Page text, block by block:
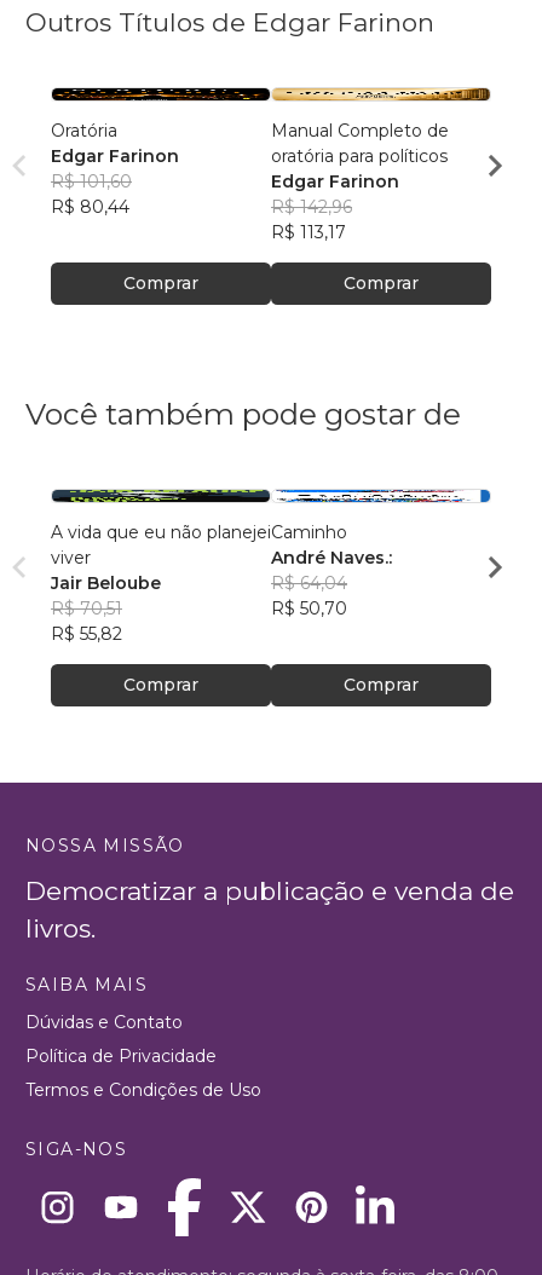
Outros Títulos de Edgar Farinon
Oratória
Edgar Farinon
R$ 101,60
R$ 80,44
Comprar
Manual Completo de
oratória para políticos
Edgar Farinon
R$ 142,96
R$ 113,17
Comprar
R$
Você também pode gostar de
A vida que eu não planejei
viver
Jair Beloube
R$ 70,51
R$ 55,82
Comprar
Caminho
André Naves.:
R$ 64,04
R$ 50,70
Comprar
R$
NOSSA MISSÃO
Democratizar a publicação e venda de
livros.
SAIBA MAIS
Dúvidas e Contato
Política de Privacidade
Termos e Condições de Uso
SIGA-NOS